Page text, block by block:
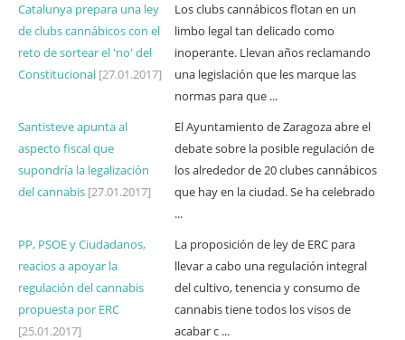
Catalunya prepara una ley
de clubs cannábicos con el
reto de sortear el 'no' del
Constitucional [27.01.2017]
Los clubs cannábicos flotan en un
limbo legal tan delicado como
inoperante. Llevan años reclamando
una legislación que les marque las
normas para que ...
Santisteve apunta al
aspecto fiscal que
supondría la legalización
del cannabis [27.01.2017]
El Ayuntamiento de Zaragoza abre el
debate sobre la posible regulación de
los alrededor de 20 clubes cannábicos
que hay en la ciudad. Se ha celebrado
...
PP, PSOE y Ciudadanos,
reacios a apoyar la
regulación del cannabis
propuesta por ERC
[25.01.2017]
La proposición de ley de ERC para
llevar a cabo una regulación integral
del cultivo, tenencia y consumo de
cannabis tiene todos los visos de
acabar c ...